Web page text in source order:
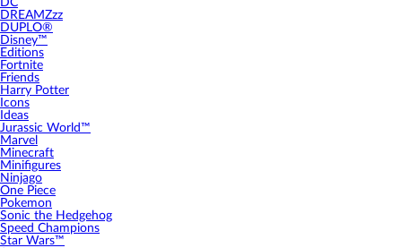
DC
DREAMZzz
DUPLO®
Disney™
Editions
Fortnite
Friends
Harry Potter
Icons
Ideas
Jurassic World™
Marvel
Minecraft
Minifigures
Ninjago
One Piece
Pokemon
Sonic the Hedgehog
Speed Champions
Star Wars™